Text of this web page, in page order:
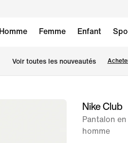
Homme Femme Enfant
Voir toutes les nouveautés
image 1Nike Club
Pantalon
homme